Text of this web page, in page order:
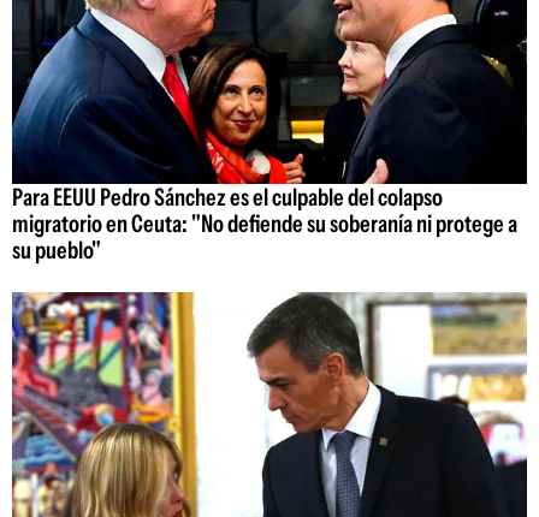
Para EEUU Pedro Sánchez es el culpable del colapso
migratorio en Ceuta: "No defiende su soberanía ni protege a
su pueblo"